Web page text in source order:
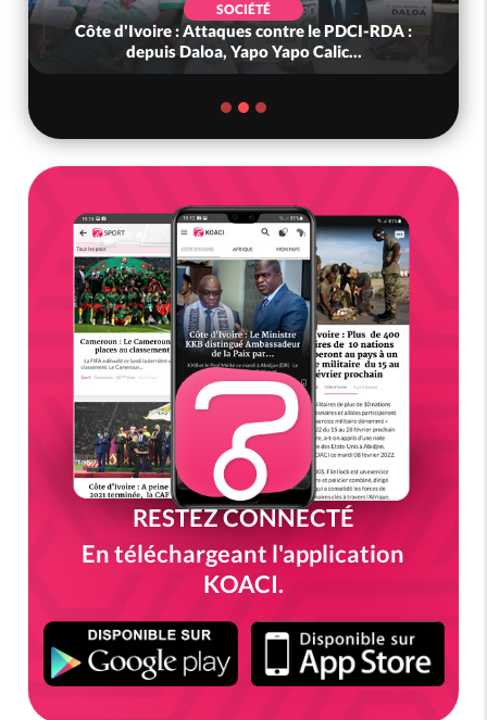
SOCIÉTÉ
Côte d'Ivoire : Attaques contre le PDCI-RDA :
depuis Daloa, Yapo Yapo Calic...
RESTEZ CONNECTÉ
En téléchargeant l'application
KOACI.